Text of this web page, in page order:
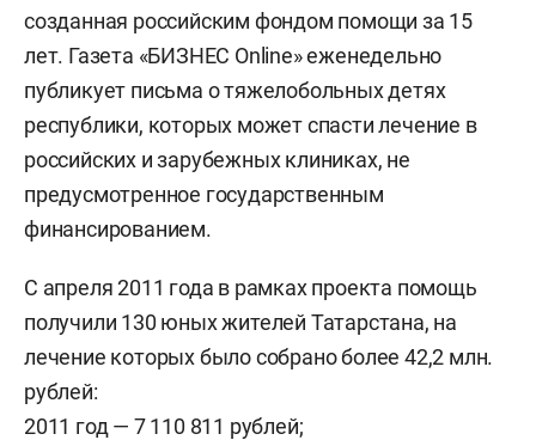
созданная российским фондом помощи за 15
лет. Газета «БИЗНЕС Online» еженедельно
публикует письма о тяжелобольных детях
республики, которых может спасти лечение в
российских и зарубежных клиниках, не
предусмотренное государственным
финансированием.
С апреля 2011 года в рамках проекта помощь
получили 130 юных жителей Татарстана, на
лечение которых было собрано более 42,2 млн.
рублей:
2011 год — 7 110 811 рублей;